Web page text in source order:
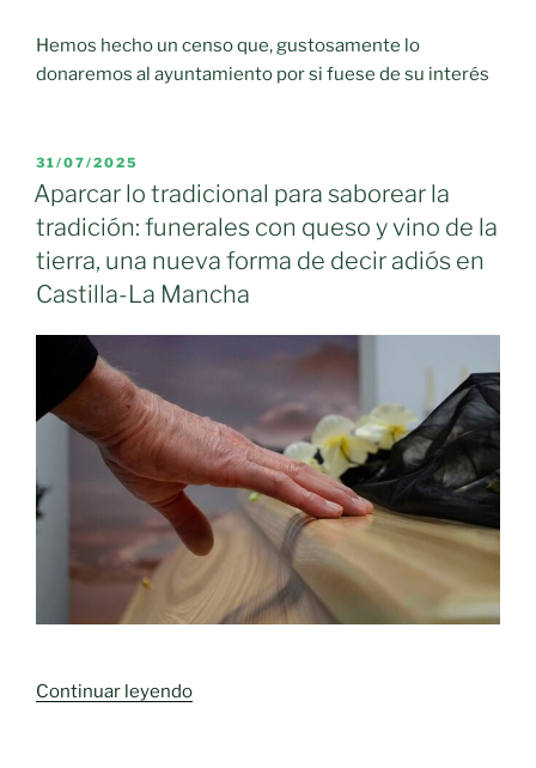
Hemos hecho un censo que, gustosamente lo
donaremos al ayuntamiento por si fuese de su interés
PUBLICADO
EL
31/07/2025
Aparcar lo tradicional para saborear la
tradición: funerales con queso y vino de la
tierra, una nueva forma de decir adiós en
Castilla-La Mancha
Continuar leyendo«Aparcar